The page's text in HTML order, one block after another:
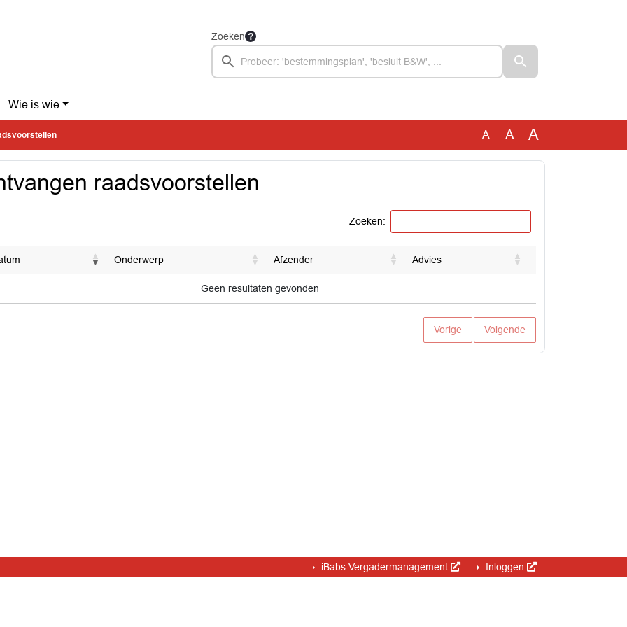
Zoeken
Wie is wie
A A A
raadsvoorstellen
Zoeken:
Onderwerp Afzender Advies
Geen resultaten gevonden
Vorige Volgende
iBabs Vergadermanagement Inloggen